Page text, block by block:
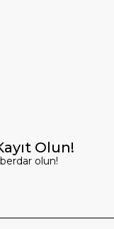
Olun!
olun!